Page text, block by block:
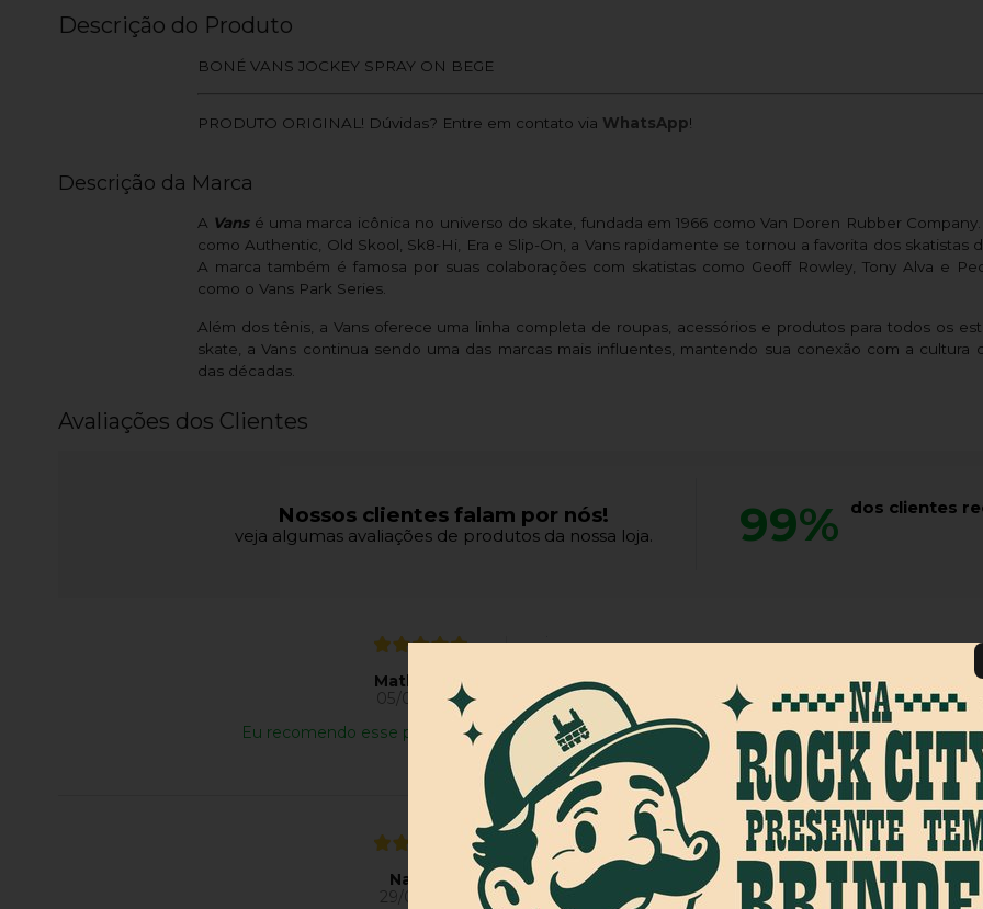
Descrição do Produto
BONÉ VANS JOCKEY SPRAY ON BEGE
PRODUTO ORIGINAL! Dúvidas? Entre em contato via WhatsApp!
Descrição da Marca
A Vansé uma marca icônica no universo do skate, fundada em 1966 como Van Doren Rubber
como Authentic, Old Skool, Sk8-Hi, Era e Slip-On, a Vans rapidamente se tornou a favorita dos skatistas
A marca também é famosa por suas colaborações com skatistas como Geoff Rowley, Tony Alva e
como o Vans Park Series.
Além dos tênis, a Vans oferece uma linha completa de roupas, acessórios e produtos para todos os
skate, a Vans continua sendo uma das marcas mais influentes, mantendo sua conexão com a
das décadas.
Avaliações dos Clientes
Nossos clientes falam por nós!
veja algumas avaliações de produtos da nossa loja. 99% dos clientes
Matheus S.
05/08/2026
Eu recomendo esse produto.
Produto muito bonito e de qualidade.
Natália R.
29/07/2026
Produto: Camiseta Creature Haunted Sea Ss Vermelho